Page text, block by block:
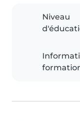
Niveau